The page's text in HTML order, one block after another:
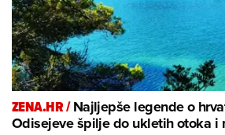
ZENA.HR /Najljepše legende o
Odisejeve špilje do ukletih otoka i